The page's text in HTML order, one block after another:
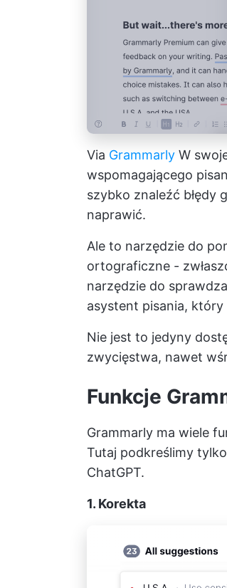
Via Grammarly W
wspomagającego
szybko znaleźć błędy
naprawić.
Ale to narzędzie do
ortograficzne -
narzędzie do
asystent pisania,
Nie jest to jedyny
zwycięstwa, nawet
Funkcje
Grammarly ma wiele
Tutaj podkreślimy
ChatGPT.
1. Korekta